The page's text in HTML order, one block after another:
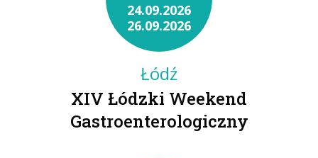
24.09.2026
26.09.2026
Łódź
XIV Łódzki Weekend
Gastroenterologiczny